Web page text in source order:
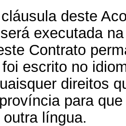
deste
executada
Contrato
escrito no
direitos
para
língua.